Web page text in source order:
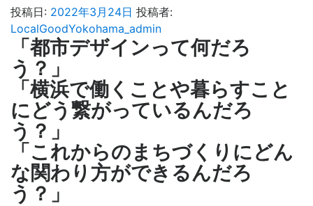
投稿日: 2022年3月24日 投稿者:
LocalGoodYokohama_admin
「都市デザインって何だろ
う？」
「横浜で働くことや暮らすこと
にどう繋がっているんだろ
う？」
「これからのまちづくりにどん
な関わり方ができるんだろ
う？」